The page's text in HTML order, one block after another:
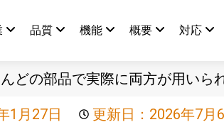
品質 機能 概要 対応
どの部品で実際に両方が用いら
1月27日 更新日：2026年7月